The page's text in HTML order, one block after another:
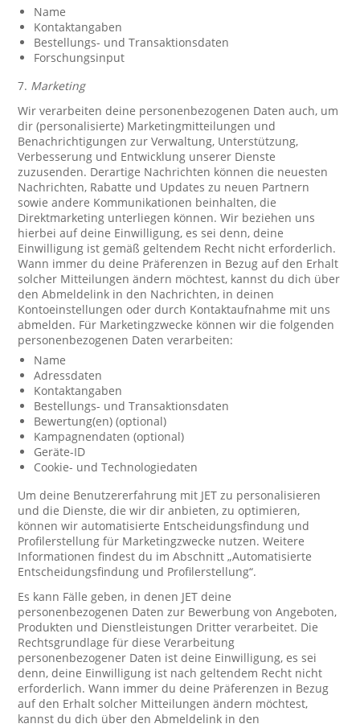
Name
Kontaktangaben
Bestellungs- und Transaktionsdaten
Forschungsinput
7. Marketing
Wir verarbeiten deine personenbezogenen Daten auch, um
dir (personalisierte) Marketingmitteilungen und
Benachrichtigungen zur Verwaltung, Unterstützung,
Verbesserung und Entwicklung unserer Dienste
zuzusenden. Derartige Nachrichten können die neuesten
Nachrichten, Rabatte und Updates zu neuen Partnern
sowie andere Kommunikationen beinhalten, die
Direktmarketing unterliegen können. Wir beziehen uns
hierbei auf deine Einwilligung, es sei denn, deine
Einwilligung ist gemäß geltendem Recht nicht erforderlich.
Wann immer du deine Präferenzen in Bezug auf den Erhalt
solcher Mitteilungen ändern möchtest, kannst du dich über
den Abmeldelink in den Nachrichten, in deinen
Kontoeinstellungen oder durch Kontaktaufnahme mit uns
abmelden. Für Marketingzwecke können wir die folgenden
personenbezogenen Daten verarbeiten:
Name
Adressdaten
Kontaktangaben
Bestellungs- und Transaktionsdaten
Bewertung(en) (optional)
Kampagnendaten (optional)
Geräte-ID
Cookie- und Technologiedaten
Um deine Benutzererfahrung mit JET zu personalisieren
und die Dienste, die wir dir anbieten, zu optimieren,
können wir automatisierte Entscheidungsfindung und
Profilerstellung für Marketingzwecke nutzen. Weitere
Informationen findest du im Abschnitt „Automatisierte
Entscheidungsfindung und Profilerstellung“.
Es kann Fälle geben, in denen JET deine
personenbezogenen Daten zur Bewerbung von Angeboten,
Produkten und Dienstleistungen Dritter verarbeitet. Die
Rechtsgrundlage für diese Verarbeitung
personenbezogener Daten ist deine Einwilligung, es sei
denn, deine Einwilligung ist nach geltendem Recht nicht
erforderlich. Wann immer du deine Präferenzen in Bezug
auf den Erhalt solcher Mitteilungen ändern möchtest,
kannst du dich über den Abmeldelink in den